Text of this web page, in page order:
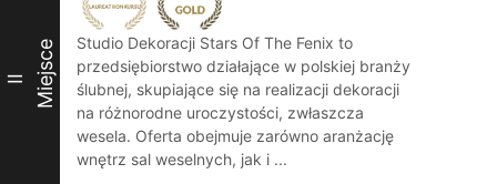
II Miejsce
Studio Dekoracji Stars Of The Fenix to
przedsiębiorstwo działające w polskiej branży
ślubnej, skupiające się na realizacji dekoracji
na różnorodne uroczystości, zwłaszcza
wesela. Oferta obejmuje zarówno aranżację
wnętrz sal weselnych, jak i ...